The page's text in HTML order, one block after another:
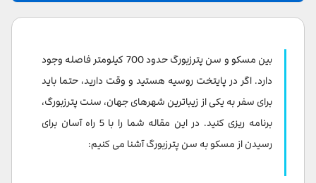
1. هواپیما
3. قطار شبانه
4. ماشین
ب
ین مسکو و سن پترزبورگ حدود 700 کیلومتر فاصله وجود
دارد. اگر در پایتخت روسیه هستید و وقت دارید، حتما باید
برای سفر به یکی از زیباترین شهرهای جهان، سنت پترزبورگ،
برنامه ریزی کنید. در این مقاله شما را با 5 راه آسان برای
رسیدن از مسکو به سن پترزبورگ آشنا می کنیم: